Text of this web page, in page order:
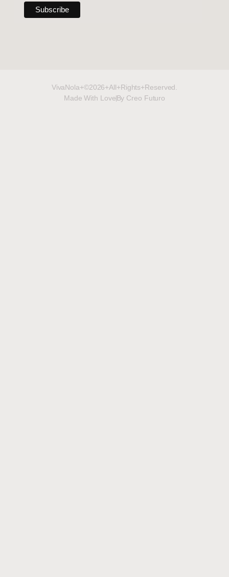
VivaNola+©2026+All+Rights+Reserved.
Made With LoveBy Creo Futuro